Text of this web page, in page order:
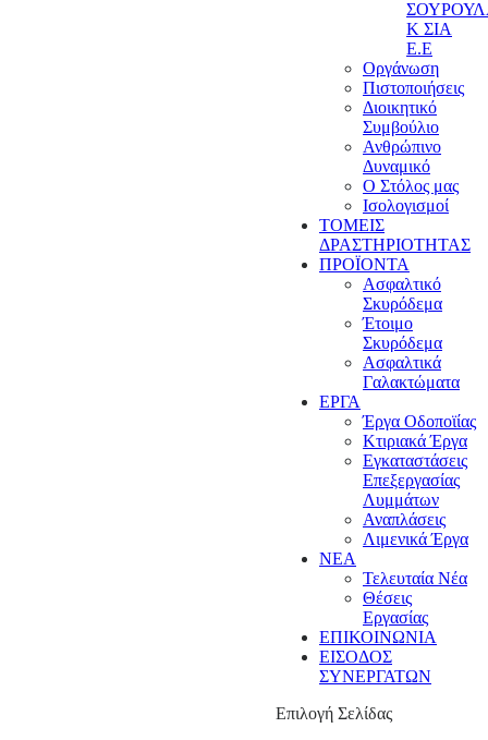
Κ ΣΙΑ
Ε.Ε
Οργάνωση
Πιστοποιήσεις
Διοικητικό
Συμβούλιο
Ανθρώπινο
Δυναμικό
Ο Στόλος μας
Ισολογισμοί
ΤΟΜΕΙΣ
ΔΡΑΣΤΗΡΙΟΤΗΤΑΣ
ΠΡΟΪΟΝΤΑ
Ασφαλτικό
Σκυρόδεμα
Έτοιμο
Σκυρόδεμα
Ασφαλτικά
Γαλακτώματα
ΕΡΓΑ
Έργα Οδοποϊίας
Κτιριακά Έργα
Εγκαταστάσεις
Επεξεργασίας
Λυμμάτων
Αναπλάσεις
Λιμενικά Έργα
ΝΕΑ
Τελευταία Νέα
Θέσεις
Εργασίας
ΕΠΙΚΟΙΝΩΝΙΑ
ΕΙΣΟΔΟΣ
ΣΥΝΕΡΓΑΤΩΝ
Επιλογή Σελίδας